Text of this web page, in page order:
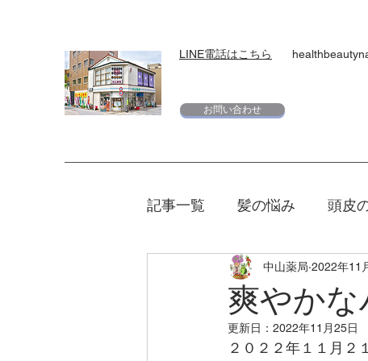
LINE電話はこちら
お問い合わせ
記事一覧 髪の悩み 頭皮
スキンケア 下地 日
エリクシール 夏 マ
爽やかな
中山薬局 2022年11
更新日： 2022年11月25日
２０２２年１１月２